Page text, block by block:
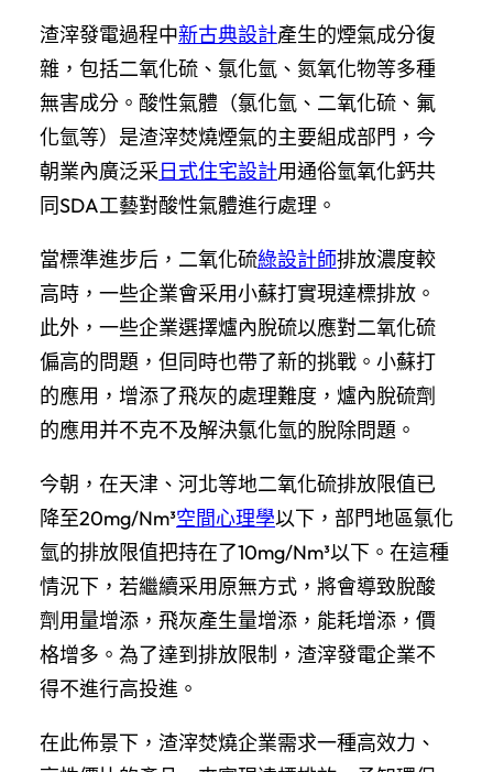
渣滓發電過程中新古典設計產生的煙氣成分復
雜，包括二氧化硫、氯化氫、氮氧化物等多種
無害成分。酸性氣體（氯化氫、二氧化硫、氟
化氫等）是渣滓焚燒煙氣的主要組成部門，今
朝業內廣泛采日式住宅設計用通俗氫氧化鈣共
同SDA工藝對酸性氣體進行處理。
當標準進步后，二氧化硫綠設計師排放濃度較
高時，一些企業會采用小蘇打實現達標排放。
此外，一些企業選擇爐內脫硫以應對二氧化硫
偏高的問題，但同時也帶了新的挑戰。小蘇打
的應用，增添了飛灰的處理難度，爐內脫硫劑
的應用并不克不及解決氯化氫的脫除問題。
今朝，在天津、河北等地二氧化硫排放限值已
降至20mg/Nm³空間心理學以下，部門地區氯化
氫的排放限值把持在了10mg/Nm³以下。在這種
情況下，若繼續采用原無方式，將會導致脫酸
劑用量增添，飛灰產生量增添，能耗增添，價
格增多。為了達到排放限制，渣滓發電企業不
得不進行高投進。
在此佈景下，渣滓焚燒企業需求一種高效力、